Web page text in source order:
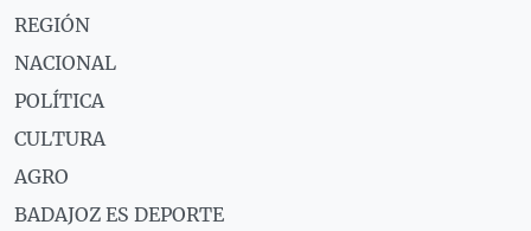
REGIÓN
NACIONAL
POLÍTICA
CULTURA
AGRO
BADAJOZ ES DEPORTE